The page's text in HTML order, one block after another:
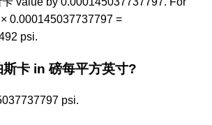
0.000145037737797 =
psi.
卡 in 磅每平方英寸?
psi.